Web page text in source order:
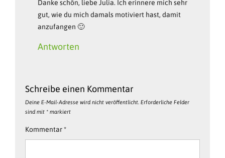
Danke schön, liebe Julia. Ich erinnere mich sehr
gut, wie du mich damals motiviert hast, damit
anzufangen 🙂
Antworten
Schreibe einen Kommentar
Deine E-Mail-Adresse wird nicht veröffentlicht. Erforderliche Felder
sind mit * markiert
Kommentar*